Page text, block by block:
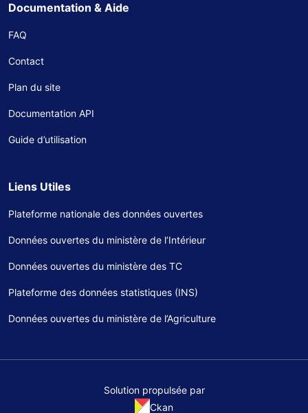
Documentation & Aide
FAQ
Contact
Plan du site
Documentation API
Guide d’utilisation
Liens Utiles
Plateforme nationale des données ouvertes
Données ouvertes du ministère de l’Intérieur
Données ouvertes du ministère des TC
Plateforme des données statistiques (INS)
Données ouvertes du ministère de l’Agriculture
Solution propulsée par
Ckan